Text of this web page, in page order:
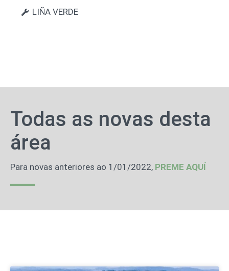
LIÑA VERDE
Todas as novas desta
área
Para novas anteriores ao 1/01/2022, PREME AQUÍ